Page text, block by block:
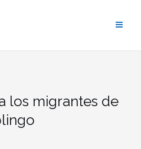
los migrantes de